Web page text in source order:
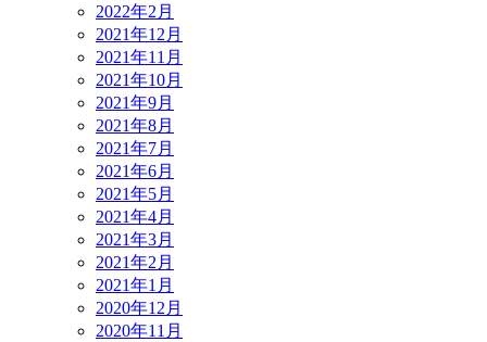
2022年2月
2021年12月
2021年11月
2021年10月
2021年9月
2021年8月
2021年7月
2021年6月
2021年5月
2021年4月
2021年3月
2021年2月
2021年1月
2020年12月
2020年11月